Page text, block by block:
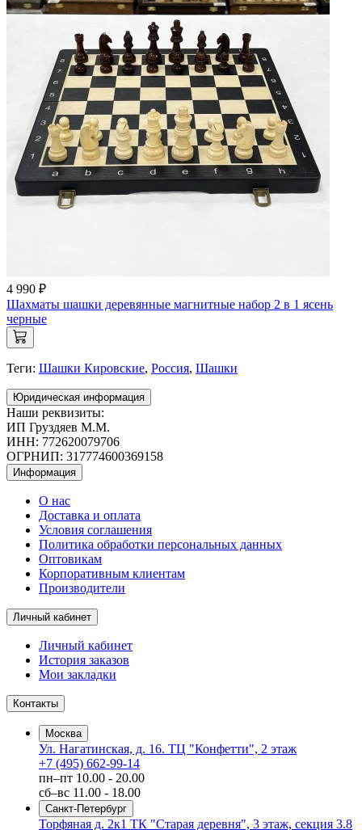
4 990 ₽
Шахматы шашки деревянные магнитные набор 2 в 1 ясень
черные
Теги: Шашки Кировские, Россия, Шашки
Юридическая информация
Наши реквизиты:
ИП Груздяев М.М.
ИНН: 772620079706
ОГРНИП: 317774600369158
Информация
О нас
Доставка и оплата
Условия соглашения
Политика обработки персональных данных
Оптовикам
Корпоративным клиентам
Производители
Личный кабинет
Личный кабинет
История заказов
Мои закладки
Контакты
Москва
Ул. Нагатинская, д. 16. ТЦ "Конфетти", 2 этаж
+7 (495) 662-99-14
пн–пт 10.00 - 20.00
сб–вс 11.00 - 18.00
Санкт-Петербург
Торфяная д. 2к1 ТК "Старая деревня", 3 этаж, секция 3.8